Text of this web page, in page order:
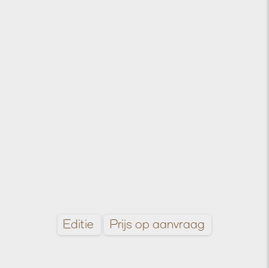
Editie Prijs op aanvraag